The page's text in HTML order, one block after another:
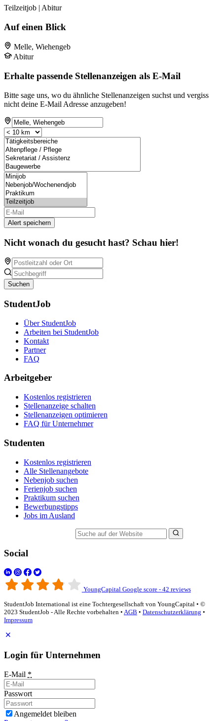
Teilzeitjob | Abitur
Auf einen Blick
Melle, Wiehengeb
Abitur
Erhalte passende Stellenanzeigen als E-Mail
Bitte sage uns, wo du ähnliche Stellenanzeigen suchst und vergiss
nicht deine E-Mail Adresse anzugeben!
Alert speichern
Nicht wonach du gesucht hast? Schau hier!
Suchen
StudentJob
Über StudentJob
Arbeiten bei StudentJob
Kontakt
Partner
FAQ
Arbeitgeber
Kostenlos registrieren
Stellenanzeige schalten
Stellenanzeigen optimieren
FAQ für Unternehmer
Studenten
Kostenlos registrieren
Alle Stellenangebote
Nebenjob suchen
Ferienjob suchen
Praktikum suchen
Bewerbungstipps
Jobs im Ausland
Social
YoungCapital Google score - 42 reviews
StudentJob International ist eine Tochtergesellschaft von YoungCapital • ©
2023 StudentJob - Alle Rechte vorbehalten • AGB • Datenschutzerklärung •
Impressum
Login für Unternehmen
E-Mail *
Passwort
Angemeldet bleiben